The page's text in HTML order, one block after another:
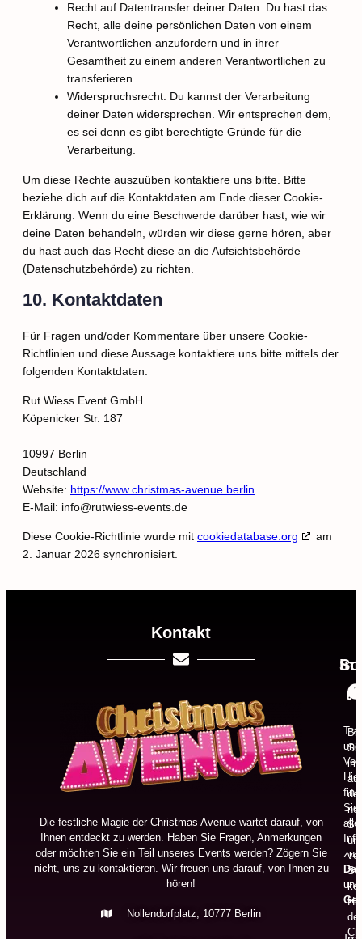
Recht auf Datentransfer deiner Daten: Du hast das
Recht, alle deine persönlichen Daten von einem
Verantwortlichen anzufordern und in ihrer
Gesamtheit zu einem anderen Verantwortlichen zu
transferieren.
Widerspruchsrecht: Du kannst der Verarbeitung
deiner Daten widersprechen. Wir entsprechen dem,
es sei denn es gibt berechtigte Gründe für die
Verarbeitung.
Um diese Rechte auszuüben kontaktiere uns bitte. Bitte
beziehe dich auf die Kontaktdaten am Ende dieser Cookie-
Erklärung. Wenn du eine Beschwerde darüber hast, wie wir
deine Daten behandeln, würden wir diese gerne hören, aber
du hast auch das Recht diese an die Aufsichtsbehörde
(Datenschutzbehörde) zu richten.
10. Kontaktdaten
Für Fragen und/oder Kommentare über unsere Cookie-
Richtlinien und diese Aussage kontaktiere uns bitte mittels der
folgenden Kontaktdaten:
Rut Wiess Event GmbH
Köpenicker Str. 187
10997 Berlin
Deutschland
Website: https://www.christmas-avenue.berlin
E-Mail: info@rutwiess-events.de
Diese Cookie-Richtlinie wurde mit cookiedatabase.org
am
2. Januar 2026 synchronisiert.
Kontakt
Die festliche Magie der Christmas Avenue wartet darauf, von
Ihnen entdeckt zu werden. Haben Sie Fragen, Anmerkungen
oder möchten Sie ein Teil unseres Events werden? Zögern Sie
nicht, uns zu kontaktieren. Wir freuen uns darauf, von Ihnen zu
hören!
Nollendorfplatz, 10777 Berlin
und
Hier
Sie
alle
zu
und
Sie
auf
Sie
der